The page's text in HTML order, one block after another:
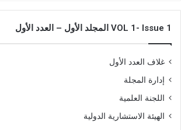
VOL 1- Issue 1 المجلد الأول – العدد الأول
غلاف العدد الأول
إدارة المجلة
اللجنة العلمية
الهيئة الاستشارية الدولية